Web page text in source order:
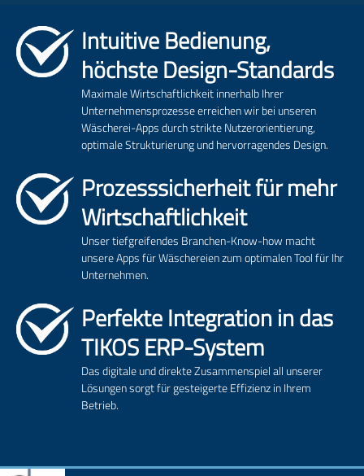
Intuitive Bedienung,
höchste Design-Standards
Maximale Wirtschaftlichkeit innerhalb Ihrer
Unternehmensprozesse erreichen wir bei unseren
Wäscherei-Apps durch strikte Nutzerorientierung,
optimale Strukturierung und hervorragendes Design.
Prozesssicherheit für mehr
Wirtschaftlichkeit
Unser tiefgreifendes Branchen-Know-how macht
unsere Apps für Wäschereien zum optimalen Tool für Ihr
Unternehmen.
Perfekte Integration in das
TIKOS ERP-System
Das digitale und direkte Zusammenspiel all unserer
Lösungen sorgt für gesteigerte Effizienz in Ihrem
Betrieb.